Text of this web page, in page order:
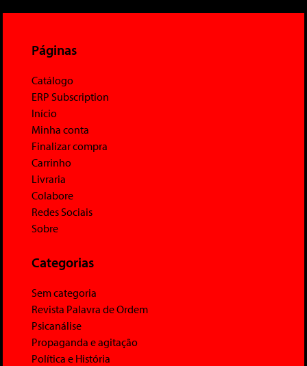
Páginas
Catálogo
ERP Subscription
Início
Minha conta
Finalizar compra
Carrinho
Livraria
Colabore
Redes Sociais
Sobre
Categorias
Sem categoria
Revista Palavra de Ordem
Psicanálise
Propaganda e agitação
Política e História